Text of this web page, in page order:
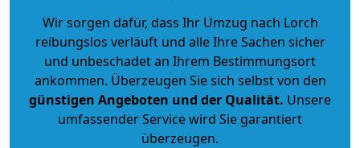
Wir sorgen dafür, dass Ihr Umzug nach Lorch
reibungslos verläuft und alle Ihre Sachen sicher
und unbeschadet an Ihrem Bestimmungsort
ankommen. Überzeugen Sie sich selbst von den
günstigen Angeboten und der Qualität. Unsere
umfassender Service wird Sie garantiert
überzeugen.